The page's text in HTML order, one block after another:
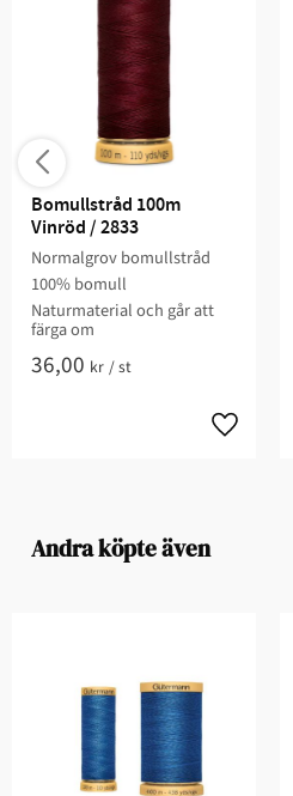
Bomullstråd 100m
Vinröd / 2833
Normalgrov bomullstråd
100% bomull
Naturmaterial och går att
färga om
36,00 kr /st
Andra köpte även